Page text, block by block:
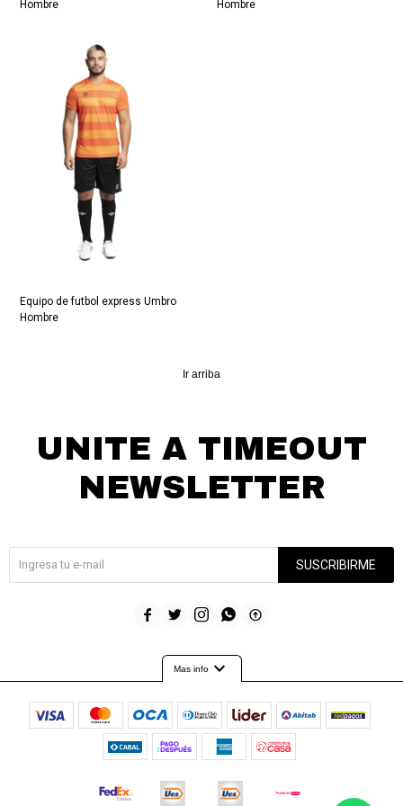
Hombre
Hombre
Equipo de futbol express Umbro
Hombre
Ir arriba
UNITE A TIMEOUT
NEWSLETTER
SUSCRIBIRME
    
Mas infoexpand_more